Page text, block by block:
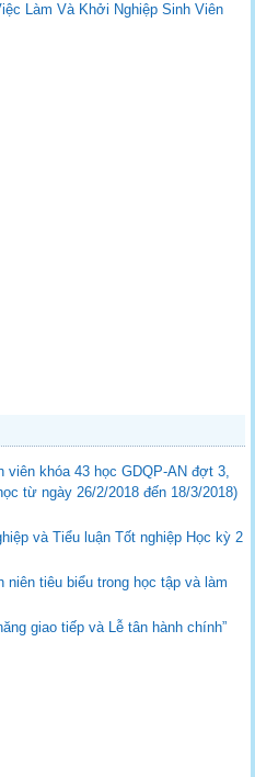
Làm Và Khởi Nghiệp Sinh Viên
viên khóa 43 học GDQP-AN đợt 3,
từ ngày 26/2/2018 đến 18/3/2018)
và Tiểu luận Tốt nghiệp Học kỳ 2
tiêu biểu trong học tập và làm
giao tiếp và Lễ tân hành chính”